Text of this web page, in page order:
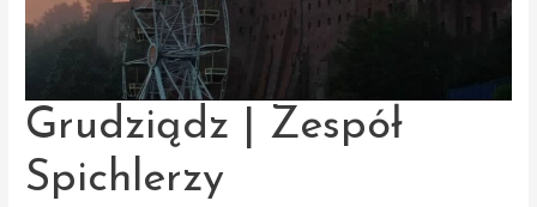
Grudziądz | Zespół
Spichlerzy